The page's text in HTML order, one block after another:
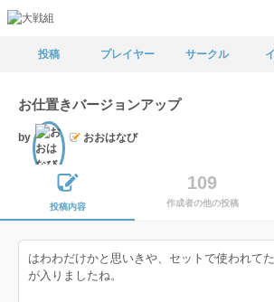
投稿 プレイヤー サークル
お仕置きバージョンアップ
by おおはなび
投稿内容
109
作成者の他の投稿
はわわだけかと思いきや、セットで使われて
が入りましたね。